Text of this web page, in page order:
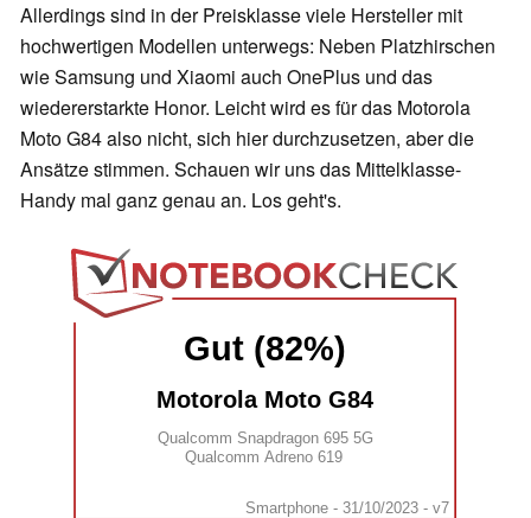
Allerdings sind in der Preisklasse viele Hersteller mit
hochwertigen Modellen unterwegs: Neben Platzhirschen
wie Samsung und Xiaomi auch OnePlus und das
wiedererstarkte Honor. Leicht wird es für das Motorola
Moto G84 also nicht, sich hier durchzusetzen, aber die
Ansätze stimmen. Schauen wir uns das Mittelklasse-
Handy mal ganz genau an. Los geht's.
Gut (82%)
Motorola Moto G84
Qualcomm Snapdragon 695 5G
Qualcomm Adreno 619
Smartphone - 31/10/2023 - v7